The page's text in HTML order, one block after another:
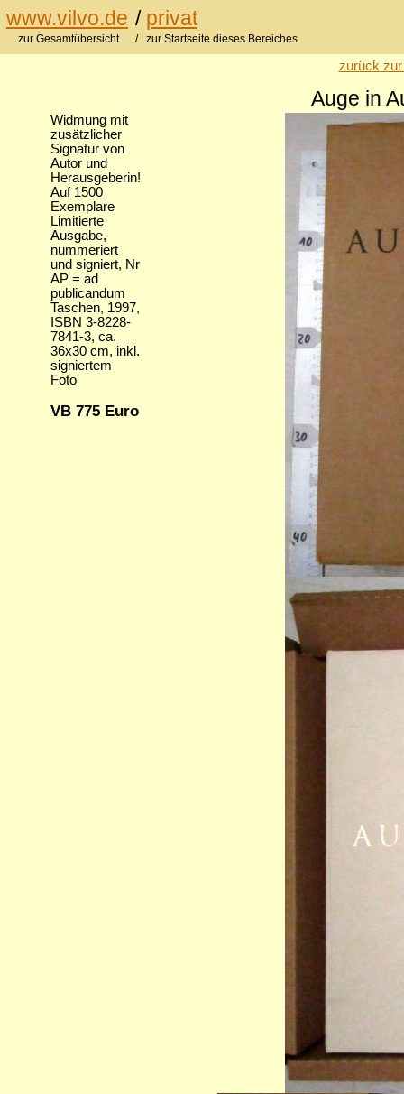
www.vilvo.de / privat
zur Gesamtübersicht / zur Startseite dieses Bereiches
zurück
Auge in
Widmung mit
zusätzlicher
Signatur von
Autor und
Herausgeberin!
Auf 1500
Exemplare
Limitierte
Ausgabe,
nummeriert
und signiert, Nr
AP = ad
publicandum
Taschen, 1997,
ISBN 3-8228-
7841-3, ca.
36x30 cm, inkl.
signiertem
Foto
VB 775 Euro